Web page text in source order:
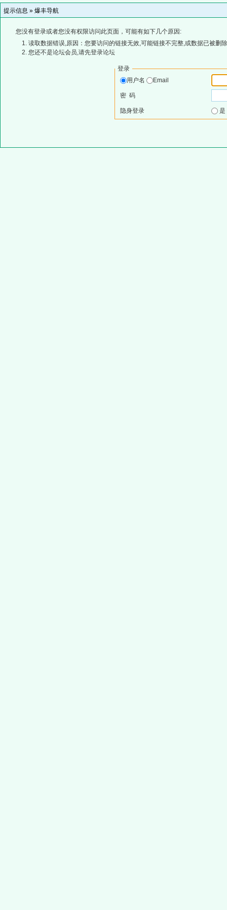
提示信息 » 爆丰导航
您没有登录或者您没有权限访问此页面，可能有如下几个原因:
读取数据错误,原因：您要访问的链接无效,可能链接不完整,或数据已被删
您还不是论坛会员,请先登录论坛
登录
用户名
Email
密 码
隐身登录